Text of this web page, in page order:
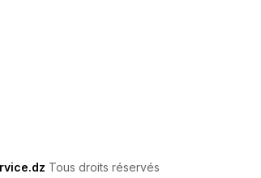
Tous droits réservés